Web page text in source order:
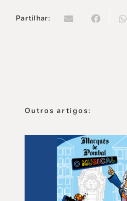
Partilhar:
Outros artigos: